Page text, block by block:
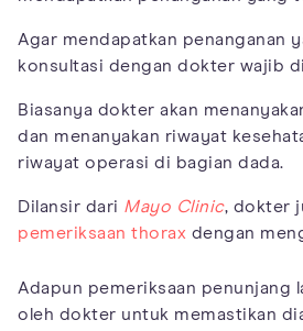
Agar mendapatkan penanganan
konsultasi dengan dokter wajib
Biasanya dokter akan
dan menanyakan riwayat
riwayat operasi di bagian dada.
Dilansir dari Mayo Clinic, dokter
pemeriksaan thorax dengan
Adapun pemeriksaan penunjang
oleh dokter untuk memastikan